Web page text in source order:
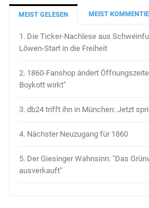
MEIST GELESEN MEIST
1. Die Ticker-Nachlese aus
Löwen-Start in die Freiheit
2. 1860-Fanshop ändert
Boykott wirkt"
3. db24 trifft ihn in München: Jetzt
4. Nächster Neuzugang für 1860
5. Der Giesinger Wahnsinn: "Das
ausverkauft"